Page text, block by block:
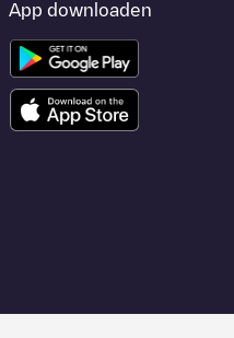
App downloaden